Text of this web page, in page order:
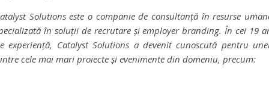
Solutions este o companie de consultanță în resurse
în soluții de recrutare și employer branding. În cei 19
experiență, Catalyst Solutions a devenit cunoscută pentru
cele mai mari proiecte și evenimente din domeniu, precum: